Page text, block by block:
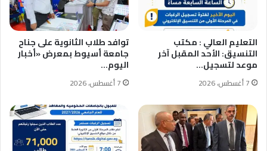
التعليم العالي : مكتب
التنسيق: الأحد المقبل آخر
موعد لتسجيل…
7 أغسطس، 2026
توافد طلاب الثانوية على جناح
جامعة أسيوط بمعرض «أخبار
اليوم…
7 أغسطس، 2026